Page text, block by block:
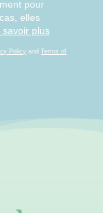
pour
elles
savoir plus
Policy andTerms of